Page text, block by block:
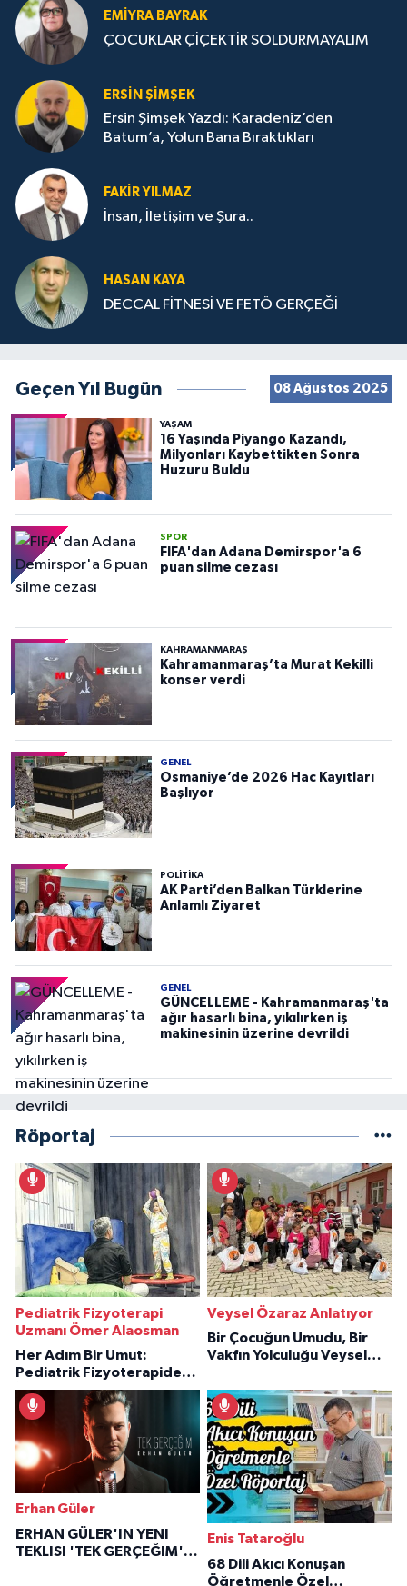
EMIYRA BAYRAK
ÇOCUKLAR ÇİÇEKTİR SOLDURMAYALIM
ERSIN ŞIMŞEK
Ersin Şimşek Yazdı: Karadeniz’den
Batum’a, Yolun Bana Bıraktıkları
FAKIR YILMAZ
İnsan, İletişim ve Şura..
HASAN KAYA
DECCAL FİTNESİ VE FETÖ GERÇEĞİ
Geçen Yıl Bugün 08 Ağustos 2025
YAŞAM
16 Yaşında Piyango Kazandı,
Milyonları Kaybettikten Sonra
Huzuru Buldu
SPOR
FIFA'dan Adana Demirspor'a 6
puan silme cezası
KAHRAMANMARAŞ
Kahramanmaraş’ta Murat Kekilli
konser verdi
GENEL
Osmaniye’de 2026 Hac Kayıtları
Başlıyor
POLITIKA
AK Parti’den Balkan Türklerine
Anlamlı Ziyaret
GENEL
GÜNCELLEME - Kahramanmaraş'ta
ağır hasarlı bina, yıkılırken iş
makinesinin üzerine devrildi
Röportaj
Pediatrik Fizyoterapi
Uzmanı Ömer Alaosman
Her Adım Bir Umut:
Pediatrik Fizyoterapiden
İlham Veren Hikâyeler
Veysel Özaraz Anlatıyor
Bir Çocuğun Umudu, Bir
Vakfın Yolculuğu Veysel
Erhan Güler
ERHAN GÜLER'IN YENI
TEKLISI 'TEK GERÇEĞIM'LE
Enis Tataroğlu
68 Dili Akıcı Konuşan
Öğretmenle Özel